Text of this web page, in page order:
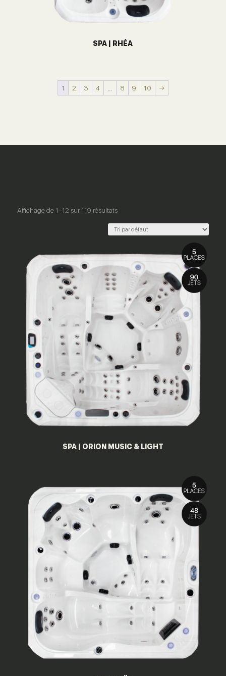
SPA | RHÉA
1 2 3 4 8 9 10 →
Affichage de 1–12 sur 119 résultats
SPA | ORION MUSIC & LIGHT